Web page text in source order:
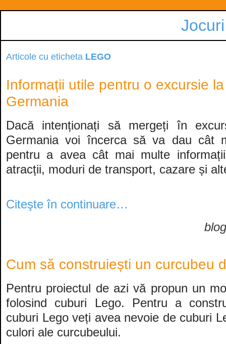
Articole cu eticheta LEGO
Informații utile pentru o excursie
Germania
Dacă intenționați să mergeți în
Germania voi încerca să va dau cât
pentru a avea cât mai multe
atracții, moduri de transport, cazare și
Citeşte în continuare…
blog
Cum să construiești un curcubeu
Pentru proiectul de azi vă propun un
folosind cuburi Lego. Pentru a
cuburi Lego veți avea nevoie de cuburi
culori ale curcubeului.